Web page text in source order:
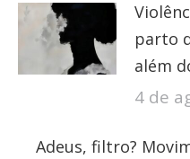
parto
além
4 de
Adeus, filtro?